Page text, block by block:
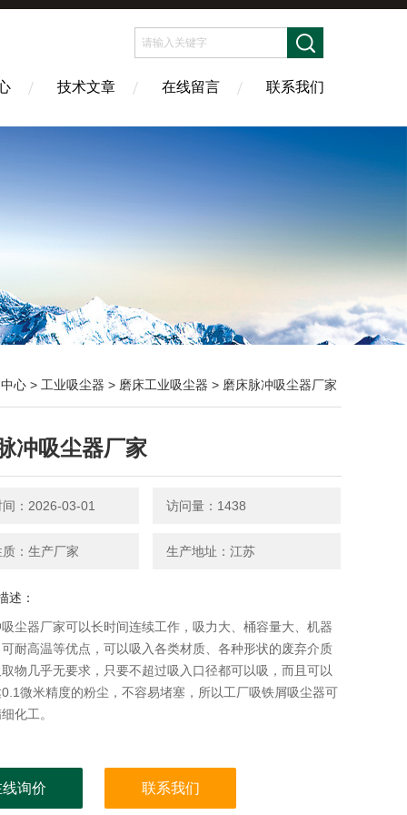
技术文章 在线留言 联系我们
心 > 工业吸尘器 > 磨床工业吸尘器 > 磨床脉冲吸尘器厂家
冲吸尘器厂家
：2026-03-01 访问量：1438
：生产厂家 生产地址：江苏
述：
尘器厂家可以长时间连续工作，吸力大、桶容量大、机器
耐高温等优点，可以吸入各类材质、各种形状的废弃介质
物几乎无要求，只要不超过吸入口径都可以吸，而且可以
微米精度的粉尘，不容易堵塞，所以工厂吸铁屑吸尘器可
化工。
询价 联系我们